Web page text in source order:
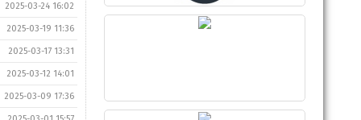
2025-03-24 16:02
2025-03-19 11:36
2025-03-17 13:31
2025-03-12 14:01
2025-03-09 17:36